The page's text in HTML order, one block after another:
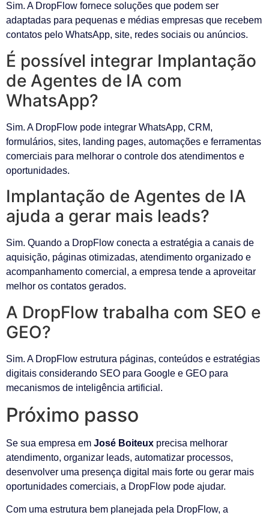
Sim. A DropFlow fornece soluções que podem ser
adaptadas para pequenas e médias empresas que recebem
contatos pelo WhatsApp, site, redes sociais ou anúncios.
É possível integrar Implantação
de Agentes de IA com
WhatsApp?
Sim. A DropFlow pode integrar WhatsApp, CRM,
formulários, sites, landing pages, automações e ferramentas
comerciais para melhorar o controle dos atendimentos e
oportunidades.
Implantação de Agentes de IA
ajuda a gerar mais leads?
Sim. Quando a DropFlow conecta a estratégia a canais de
aquisição, páginas otimizadas, atendimento organizado e
acompanhamento comercial, a empresa tende a aproveitar
melhor os contatos gerados.
A DropFlow trabalha com SEO e
GEO?
Sim. A DropFlow estrutura páginas, conteúdos e estratégias
digitais considerando SEO para Google e GEO para
mecanismos de inteligência artificial.
Próximo passo
Se sua empresa em José Boiteux precisa melhorar
atendimento, organizar leads, automatizar processos,
desenvolver uma presença digital mais forte ou gerar mais
oportunidades comerciais, a DropFlow pode ajudar.
Com uma estrutura bem planejada pela DropFlow, a